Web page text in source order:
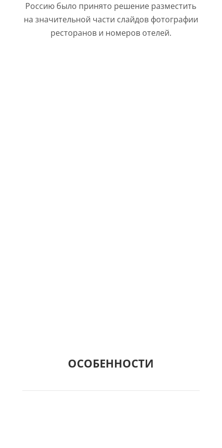
Россию было принято решение разместить
на значительной части слайдов фотографии
ресторанов и номеров отелей.
ОСОБЕННОСТИ